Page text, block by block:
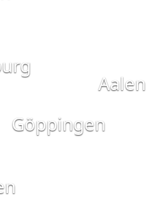
Aalen
Göppingen